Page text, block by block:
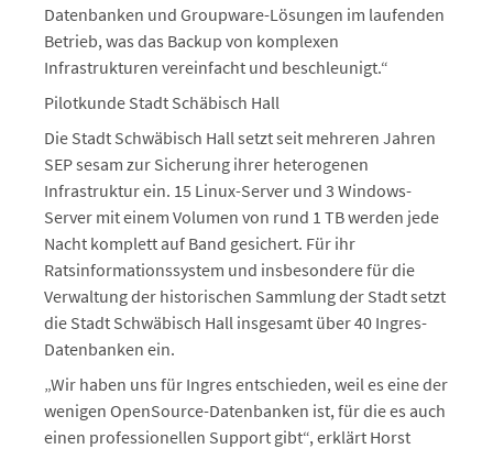
Datenbanken und Groupware-Lösungen im laufenden
Betrieb, was das Backup von komplexen
Infrastrukturen vereinfacht und beschleunigt.“
Pilotkunde Stadt Schäbisch Hall
Die Stadt Schwäbisch Hall setzt seit mehreren Jahren
SEP sesam zur Sicherung ihrer heterogenen
Infrastruktur ein. 15 Linux-Server und 3 Windows-
Server mit einem Volumen von rund 1 TB werden jede
Nacht komplett auf Band gesichert. Für ihr
Ratsinformationssystem und insbesondere für die
Verwaltung der historischen Sammlung der Stadt setzt
die Stadt Schwäbisch Hall insgesamt über 40 Ingres-
Datenbanken ein.
„Wir haben uns für Ingres entschieden, weil es eine der
wenigen OpenSource-Datenbanken ist, für die es auch
einen professionellen Support gibt“, erklärt Horst